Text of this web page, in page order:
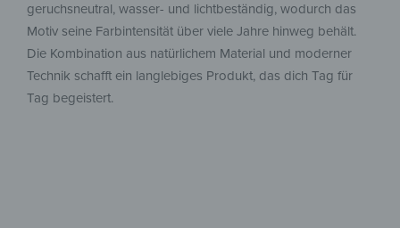
geruchsneutral, wasser- und lichtbeständig, wodurch das
Motiv seine Farbintensität über viele Jahre hinweg behält.
Die Kombination aus natürlichem Material und moderner
Technik schafft ein langlebiges Produkt, das dich Tag für
Tag begeistert.